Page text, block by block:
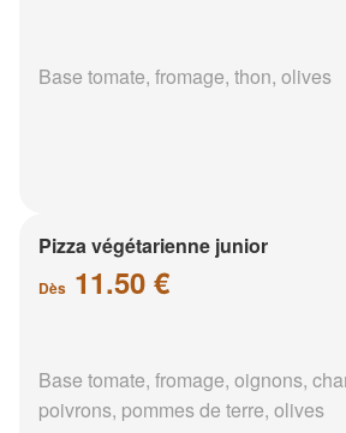
Base tomate, fromage, thon, olives
Pizza végétarienne junior
Dès 11.50 €
Base tomate, fromage, oignons,
poivrons, pommes de terre, olives